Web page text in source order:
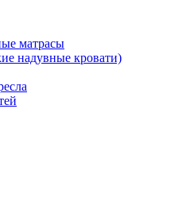
матрасы
надувные кровати)